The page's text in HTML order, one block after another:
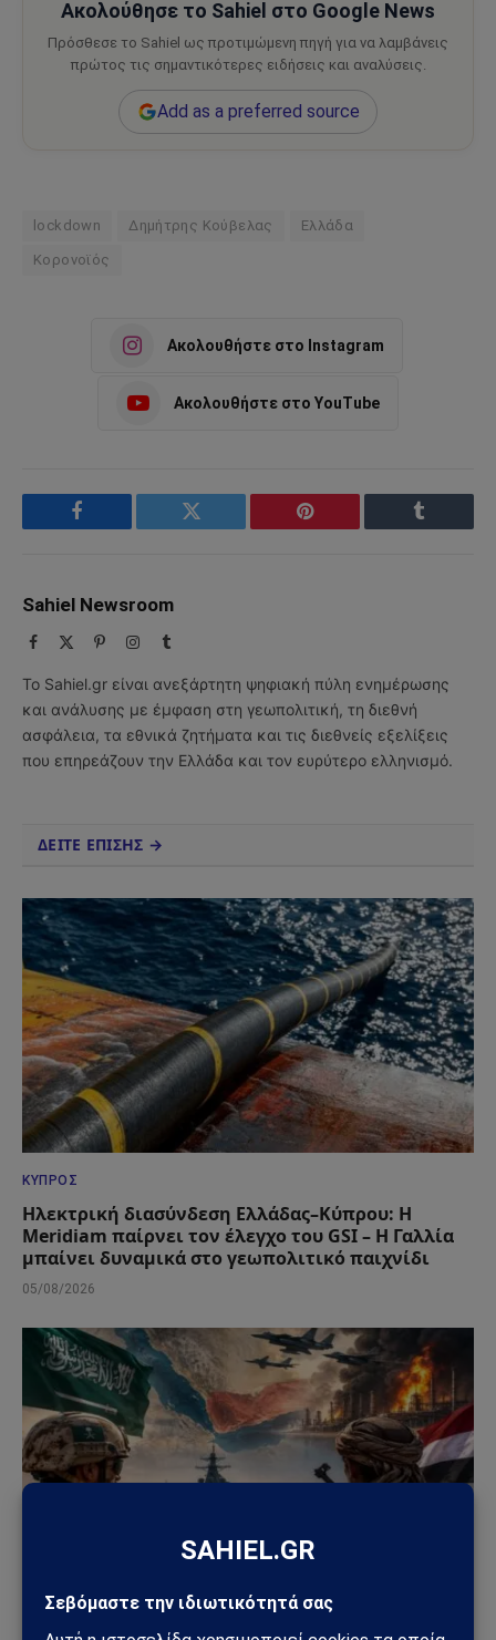
Ακολούθησε το Sahiel στο Google News
Πρόσθεσε το Sahiel ως προτιμώμενη πηγή για να λαμβάνεις
πρώτος τις σημαντικότερες ειδήσεις και αναλύσεις.
Add as a preferred source
lockdown Δημήτρης Κούβελας Ελλάδα
Κορονοϊός
Ακολουθήστε στο Instagram
Ακολουθήστε στο YouTube
Facebook Twitter Pinterest Tumblr
Sahiel Newsroom
Facebook PinterestInstagram
Tumblr
Το Sahiel.gr είναι ανεξάρτητη ψηφιακή πύλη ενημέρωσης
και ανάλυσης με έμφαση στη γεωπολιτική, τη διεθνή
ασφάλεια, τα εθνικά ζητήματα και τις διεθνείς εξελίξεις
που επηρεάζουν την Ελλάδα και τον ευρύτερο ελληνισμό.
ΔΕΙΤΕ ΕΠΙΣΗΣ →
ΚΎΠΡΟΣ
Ηλεκτρική διασύνδεση Ελλάδας–Κύπρου: Η
Meridiam παίρνει τον έλεγχο του GSI – Η Γαλλία
μπαίνει δυναμικά στο γεωπολιτικό παιχνίδι
05/08/2026
ΑΠΌΨΕΙΣ